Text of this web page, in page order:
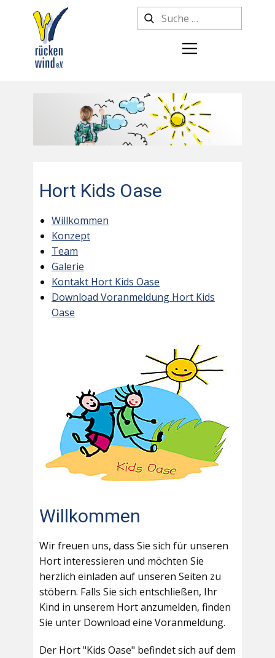
Hort Kids Oase
Willkommen
Konzept
Team
Galerie
Kontakt Hort Kids Oase
Download Voranmeldung Hort Kids
Oase
Willkommen
Wir freuen uns, dass Sie sich für unseren
Hort interessieren und möchten Sie
herzlich einladen auf unseren Seiten zu
stöbern. Falls Sie sich entschließen, Ihr
Kind in unserem Hort anzumelden, finden
Sie unter Download eine Voranmeldung.
Der Hort "Kids Oase" befindet sich auf dem